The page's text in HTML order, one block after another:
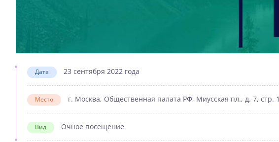
Дата 23 сентября 2022 года
Место г. Москва, Общественная палата РФ, Миусская пл., д. 7, стр. 1
Вид Очное посещение